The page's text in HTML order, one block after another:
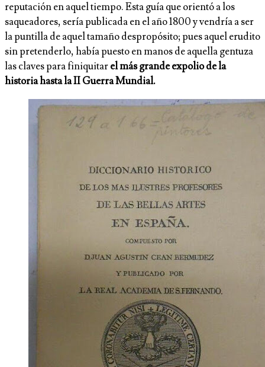
reputación en aquel tiempo. Esta guía que orientó a los
saqueadores, sería publicada en el año 1800 y vendría a ser
la puntilla de aquel tamaño despropósito; pues aquel erudito
sin pretenderlo, había puesto en manos de aquella gentuza
las claves para finiquitarel más grande expolio de la
historia hasta la II Guerra Mundial.